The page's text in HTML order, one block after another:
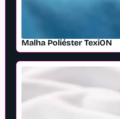
Malha Poliéster TexiON